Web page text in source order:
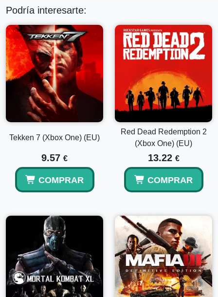
Podría interesarte:
Tekken 7 (Xbox One) (EU)
9.57 €
COMPRAR
Red Dead Redemption 2
(Xbox One) (EU)
13.22 €
COMPRAR